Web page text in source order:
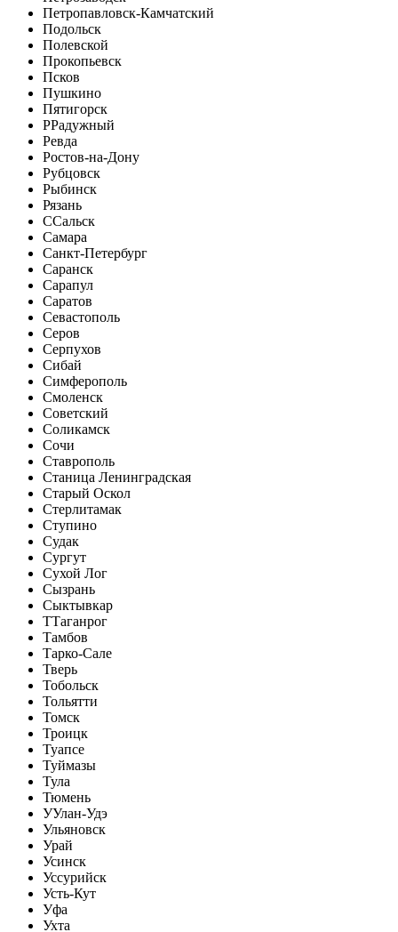
Петропавловск-Камчатский
Подольск
Полевской
Прокопьевск
Псков
Пушкино
Пятигорск
РРадужный
Ревда
Ростов-на-Дону
Рубцовск
Рыбинск
Рязань
ССальск
Самара
Санкт-Петербург
Саранск
Сарапул
Саратов
Севастополь
Серов
Серпухов
Сибай
Симферополь
Смоленск
Советский
Соликамск
Сочи
Ставрополь
Станица Ленинградская
Старый Оскол
Стерлитамак
Ступино
Судак
Сургут
Сухой Лог
Сызрань
Сыктывкар
ТТаганрог
Тамбов
Тарко-Сале
Тверь
Тобольск
Тольятти
Томск
Троицк
Туапсе
Туймазы
Тула
Тюмень
УУлан-Удэ
Ульяновск
Урай
Усинск
Уссурийск
Усть-Кут
Уфа
Ухта